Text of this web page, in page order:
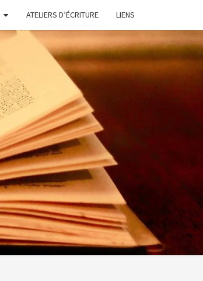
ATELIERS D’ÉCRITURE LIENS